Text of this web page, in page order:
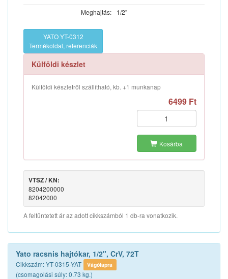
Meghajtás: 1/2"
YATO YT-0312
Termékoldal, referenciák
Külföldi készlet
Külföldi készletről szállítható, kb. +1 munkanap
6499 Ft
Kosárba
VTSZ / KN:
8204200000
82042000
A feltüntetett ár az adott cikkszámból 1 db-ra vonatkozik.
Yato racsnis hajtókar, 1/2", CrV, 72T
Cikkszám: YT-0315-YAT Vágólapra
(csomagolási súly: 0.73 kg.)